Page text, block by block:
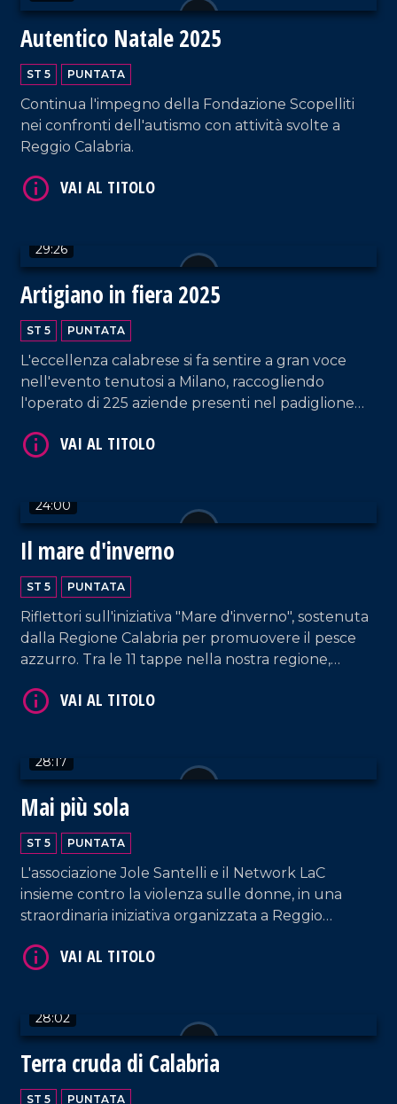
Autentico Natale 2025
ST 5 PUNTATA
Continua l'impegno della Fondazione Scopelliti
nei confronti dell'autismo con attività svolte a
Reggio Calabria.
29:26
Artigiano in fiera 2025
ST 5 PUNTATA
L'eccellenza calabrese si fa sentire a gran voce
nell'evento tenutosi a Milano, raccogliendo
l'operato di 225 aziende presenti nel padiglione
24:00
Il mare d'inverno
ST 5 PUNTATA
Riflettori sull'iniziativa "Mare d'inverno", sostenuta
dalla Regione Calabria per promuovere il pesce
azzurro. Tra le 11 tappe nella nostra regione,
nel quartiere Lido di Catanzaro.
28:17
Mai più sola
ST 5 PUNTATA
L'associazione Jole Santelli e il Network LaC
insieme contro la violenza sulle donne, in una
straordinaria iniziativa organizzata a Reggio
28:02
Terra cruda di Calabria
ST 5 PUNTATA
VAI AL TITOLO
VAI AL TITOLO
VAI AL TITOLO
VAI AL TITOLO